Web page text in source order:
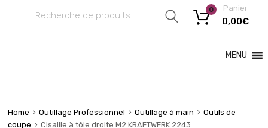
Recherche
Panier
0,00€
0
MENU
Home Outillage Professionnel Outillage à main
Outils de
coupe
Cisaille à tôle droite M2 KRAFTWERK 2243